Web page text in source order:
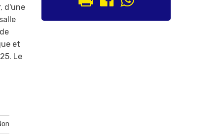
d'une
et
Le